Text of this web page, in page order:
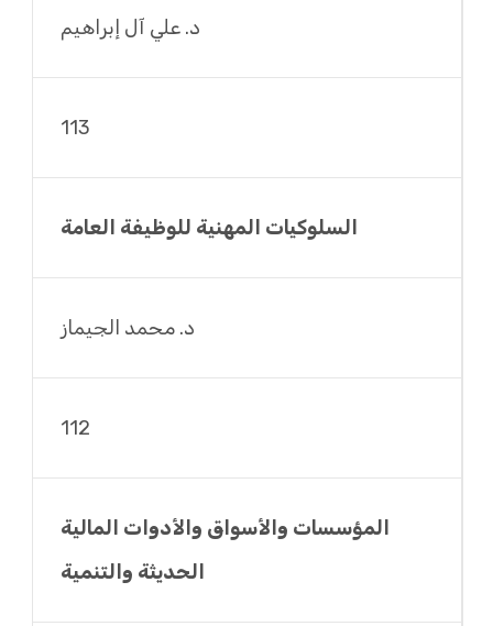
د. علي آل إبراهيم
113
السلوكيات المهنية للوظيفة العامة
د. محمد الجيماز
112
المؤسسات والأسواق والأدوات المالية
الحديثة والتنمية